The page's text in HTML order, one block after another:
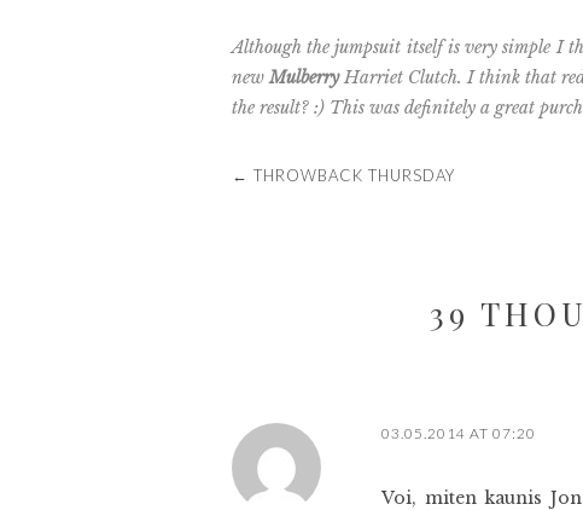
Although the jumpsuit itself is very simple I
newMulberryHarriet Clutch. I think that red
the result? :) This was definitely a great
POST
← THROWBACK THURSDAY
39
03.05.2014 AT 07:20
Voi, miten kaunis